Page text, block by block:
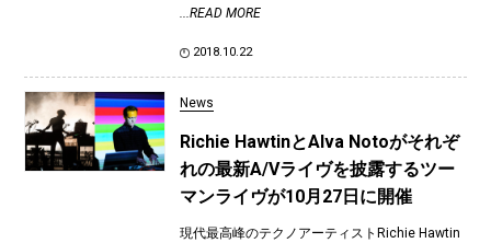
...READ MORE
2018.10.22
News
Richie HawtinとAlva Notoがそれぞ
れの最新A/Vライヴを披露するツー
マンライヴが10月27日に開催
現代最高峰のテクノアーティストRichie Hawtin